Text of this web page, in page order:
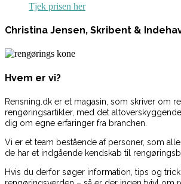
Tjek prisen her
Christina Jensen, Skribent &
Hvem er vi?
Rensning.dk er et magasin, som skriver om
rengøringsartikler, med det
dig om egne erfaringer fra branchen.
Vi er et team bestående af personer, som
de har et indgående kendskab til
Hvis du derfor søger information, tips og